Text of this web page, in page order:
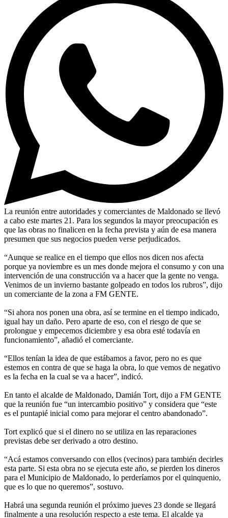
La reunión entre autoridades y comerciantes de Maldonado se llevó
a cabo este martes 21. Para los segundos la mayor preocupación es
que las obras no finalicen en la fecha prevista y aún de esa manera
presumen que sus negocios pueden verse perjudicados.
“Aunque se realice en el tiempo que ellos nos dicen nos afecta
porque ya noviembre es un mes donde mejora el consumo y con una
intervención de una construcción va a hacer que la gente no venga.
Venimos de un invierno bastante golpeado en todos los rubros”, dijo
un comerciante de la zona a FM GENTE.
“Si ahora nos ponen una obra, así se termine en el tiempo indicado,
igual hay un daño. Pero aparte de eso, con el riesgo de que se
prolongue y empecemos diciembre y esa obra esté todavía en
funcionamiento”, añadió el comerciante.
“Ellos tenían la idea de que estábamos a favor, pero no es que
estemos en contra de que se haga la obra, lo que vemos de negativo
es la fecha en la cual se va a hacer”, indicó.
En tanto el alcalde de Maldonado, Damián Tort, dijo a FM GENTE
que la reunión fue “un intercambio positivo” y considera que “este
es el puntapié inicial como para mejorar el centro abandonado”.
Tort explicó que si el dinero no se utiliza en las reparaciones
previstas debe ser derivado a otro destino.
“Acá estamos conversando con ellos (vecinos) para también decirles
esta parte. Si esta obra no se ejecuta este año, se pierden los dineros
para el Municipio de Maldonado, lo perderíamos por el quinquenio,
que es lo que no queremos”, sostuvo.
Habrá una segunda reunión el próximo jueves 23 donde se llegará
finalmente a una resolución respecto a este tema. El alcalde ya